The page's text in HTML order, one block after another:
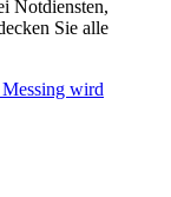
Notdiensten,
Sie alle